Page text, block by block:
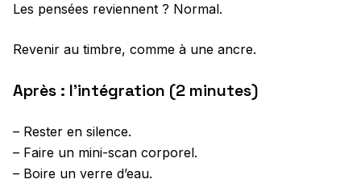
Les pensées reviennent ? Normal.
Revenir au timbre, comme à une ancre.
Après : l’intégration (2 minutes)
– Rester en silence.
– Faire un mini-scan corporel.
– Boire un verre d’eau.